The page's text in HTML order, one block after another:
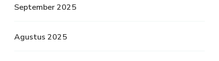
September 2025
Agustus 2025